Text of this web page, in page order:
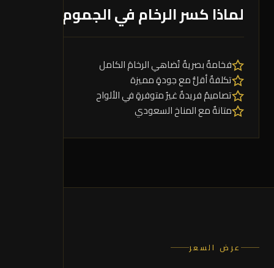
لماذا كسر الرخام في الجموم؟
فخامةٌ بصريةٌ تُضاهي الرخامَ الكامل
تكلفةٌ أقلُّ مع جودةٍ مميزة
تصاميمُ فريدةٌ غيرُ متوفرةٍ في الألواح
متانةٌ مع المناخ السعودي
عرض السعر